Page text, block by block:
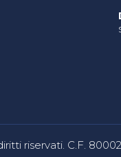
riservati. C.F.